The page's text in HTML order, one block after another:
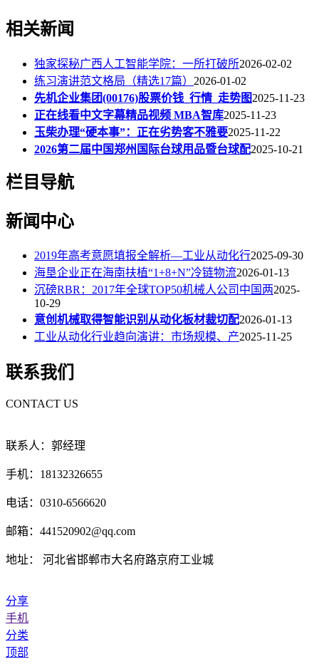
相关新闻
独家探秘广西人工智能学院：一所打破所2026-02-02
练习演讲范文格局（精选17篇） 2026-01-02
先机企业集团(00176)股票价钱_行情_走势图2025-11-23
正在线看中文字幕精品视频 MBA智库2025-11-23
玉柴办理“硬本事”：正在劣势客不雅要2025-11-22
2026第二届中国郑州国际台球用品暨台球配2025-10-21
栏目导航
新闻中心
2019年高考意愿填报全解析—工业从动化行2025-09-30
海垦企业正在海南扶植“1+8+N”冷链物流2026-01-13
沉磅RBR：2017年全球TOP50机械人公司中国两2025-
10-29
意创机械取得智能识别从动化板材裁切配2026-01-13
工业从动化行业趋向演讲：市场规模、产2025-11-25
联系我们
CONTACT US
联系人：郭经理
手机：18132326655
电话：0310-6566620
邮箱：441520902@qq.com
地址： 河北省邯郸市大名府路京府工业城
分享
手机
分类
顶部